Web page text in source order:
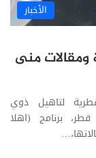
الأخبار
ومقالات منى
لتاهيل ذوي
برنامج (اهلا